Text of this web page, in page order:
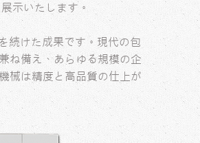
示いたします。
続けた成果です。現代の包
ね備え、あらゆる規模の企
械は精度と高品質の仕上が